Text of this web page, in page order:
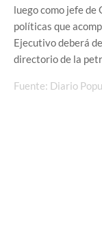
luego como jefe de
políticas que
Ejecutivo deberá
directorio de la
Fuente: Diario